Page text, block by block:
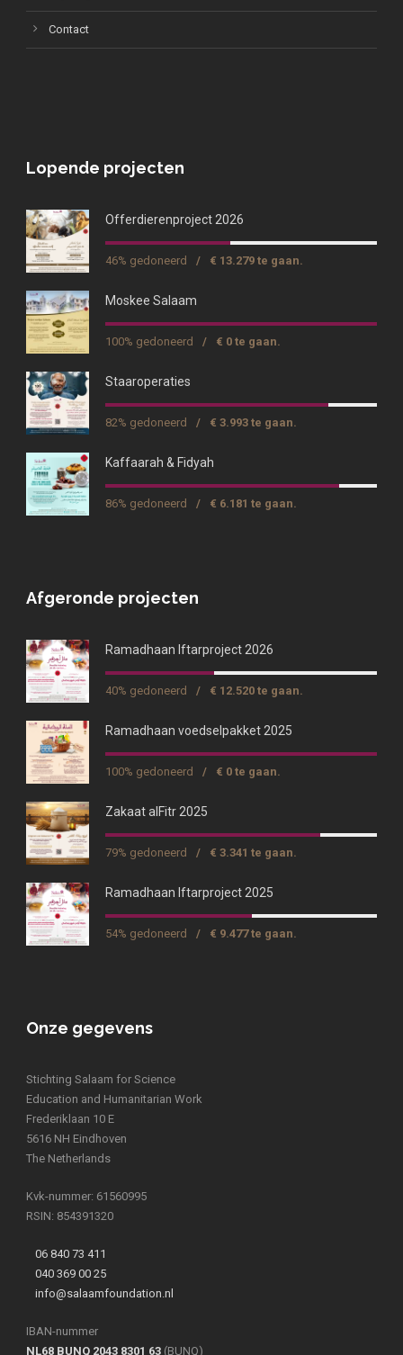
Contact
Lopende projecten
Offerdierenproject 2026
46% gedoneerd / € 13.279 te gaan.
Moskee Salaam
100% gedoneerd / € 0 te gaan.
Staaroperaties
82% gedoneerd / € 3.993 te gaan.
Kaffaarah & Fidyah
86% gedoneerd / € 6.181 te gaan.
Afgeronde projecten
Ramadhaan Iftarproject 2026
40% gedoneerd / € 12.520 te gaan.
Ramadhaan voedselpakket 2025
100% gedoneerd / € 0 te gaan.
Zakaat alFitr 2025
79% gedoneerd / € 3.341 te gaan.
Ramadhaan Iftarproject 2025
54% gedoneerd / € 9.477 te gaan.
Onze gegevens
Stichting Salaam for Science
Education and Humanitarian Work
Frederiklaan 10 E
5616 NH Eindhoven
The Netherlands
Kvk-nummer: 61560995
RSIN: 854391320
06 840 73 411
040 369 00 25
info@salaamfoundation.nl
IBAN-nummer
NL68 BUNQ 2043 8301 63 (BUNQ)